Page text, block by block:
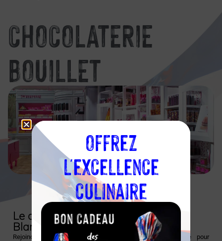
Le chef et l’association des Toques
Blanches Lyonnaises
Rejoindre les Toques Blanches Lyonnaises a représenté pour
Découvrir l'établissement
CHOCOLATERIE
BOUILLET
Offrez
l'excellence
culinaire